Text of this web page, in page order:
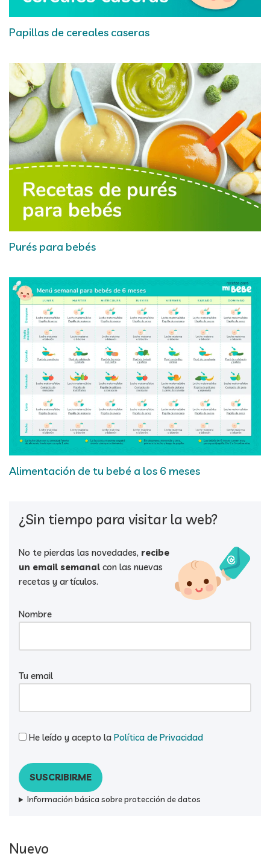
Papillas de cereales caseras
Purés para bebés
Alimentación de tu bebé a los 6 meses
¿Sin tiempo para visitar la web?
No te pierdas las novedades, recibe
un email semanal con las nuevas
recetas y artículos.
Nombre
Tu email
He leído y acepto la Política de Privacidad
Información básica sobre protección de datos
Nuevo